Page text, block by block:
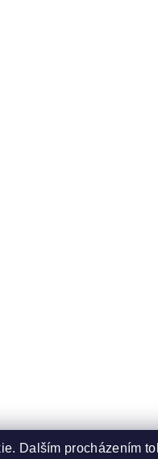
Dalším procházením